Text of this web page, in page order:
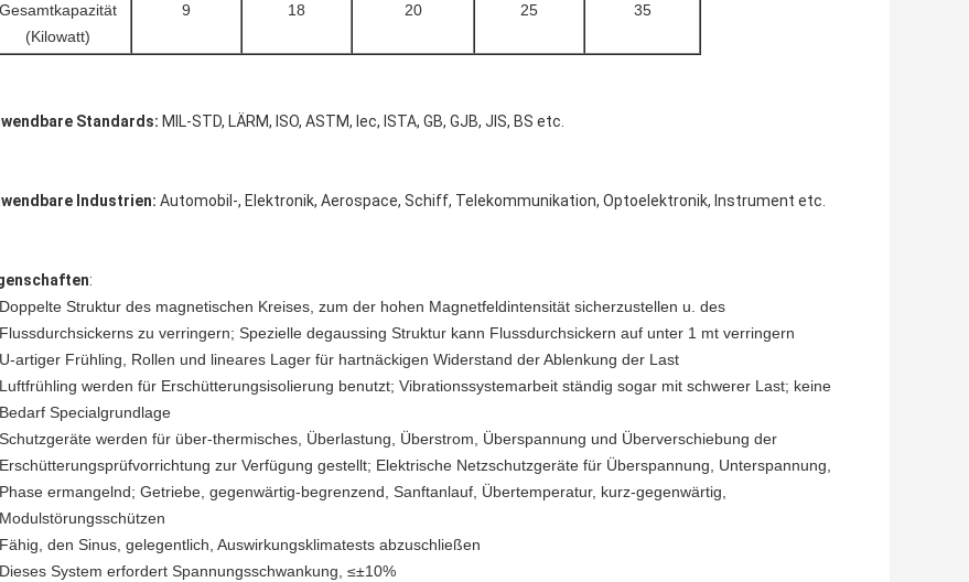
Gesamtkapazität
(Kilowatt)
9 18 20 25 35
Standards: MIL-STD, LÄRM, ISO, ASTM, Iec, ISTA, GB, GJB, JIS, BS etc.
Industrien: Automobil-, Elektronik, Aerospace, Schiff, Telekommunikation, Optoelektronik, Instrument etc.
:
Doppelte Struktur des magnetischen Kreises, zum der hohen Magnetfeldintensität sicherzustellen u. des
Flussdurchsickerns zu verringern; Spezielle degaussing Struktur kann Flussdurchsickern auf unter 1 mt verringern
U-artiger Frühling, Rollen und lineares Lager für hartnäckigen Widerstand der Ablenkung der Last
Luftfrühling werden für Erschütterungsisolierung benutzt; Vibrationssystemarbeit ständig sogar mit schwerer Last; keine
Bedarf Specialgrundlage
Schutzgeräte werden für über-thermisches, Überlastung, Überstrom, Überspannung und Überverschiebung der
Erschütterungsprüfvorrichtung zur Verfügung gestellt; Elektrische Netzschutzgeräte für Überspannung, Unterspannung,
Phase ermangelnd; Getriebe, gegenwärtig-begrenzend, Sanftanlauf, Übertemperatur, kurz-gegenwärtig,
Modulstörungsschützen
Fähig, den Sinus, gelegentlich, Auswirkungsklimatests abzuschließen
Dieses System erfordert Spannungsschwankung, ≤±10%